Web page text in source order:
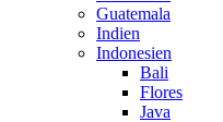
Guatemala
Indien
Indonesien
Bali
Flores
Java